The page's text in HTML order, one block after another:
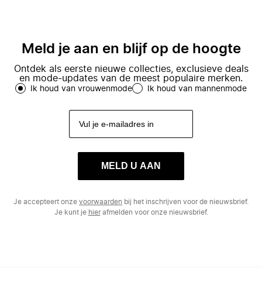
Meld je aan en blijf op de hoogte
Ontdek als eerste nieuwe collecties, exclusieve deals
en mode-updates van de meest populaire merken.
Ik houd van vrouwenmode Ik houd van mannenmode
MELD U AAN
Je accepteert onze voorwaarden bij het inschrijven voor de nieuwsbrief.
Je kunt je hierafmelden voor onze nieuwsbrief.